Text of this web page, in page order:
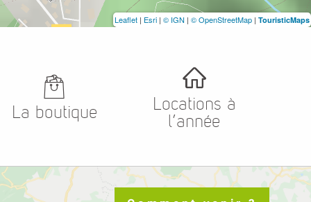
Leaflet | Esri | © IGN | © OpenStreetMap | TouristicMaps
La boutique
Locations à
l’année